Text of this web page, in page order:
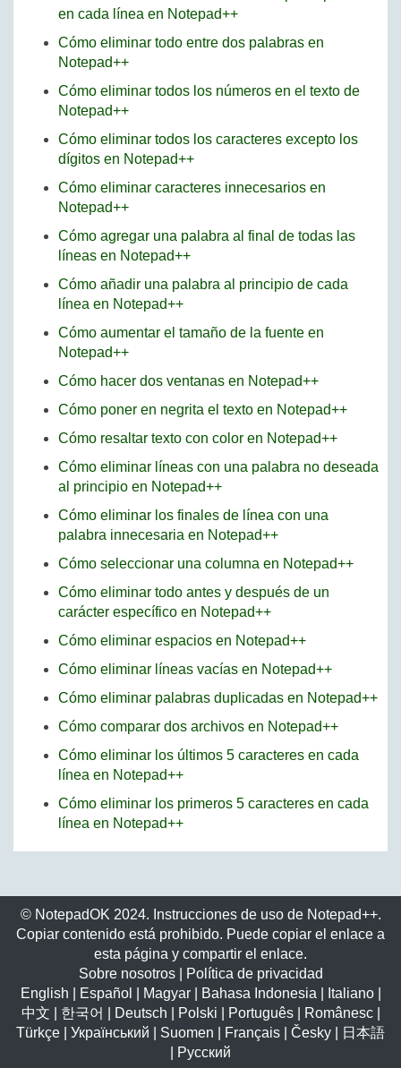
en cada línea en Notepad++
Cómo eliminar todo entre dos palabras en
Notepad++
Cómo eliminar todos los números en el texto de
Notepad++
Cómo eliminar todos los caracteres excepto los
dígitos en Notepad++
Cómo eliminar caracteres innecesarios en
Notepad++
Cómo agregar una palabra al final de todas las
líneas en Notepad++
Cómo añadir una palabra al principio de cada
línea en Notepad++
Cómo aumentar el tamaño de la fuente en
Notepad++
Cómo hacer dos ventanas en Notepad++
Cómo poner en negrita el texto en Notepad++
Cómo resaltar texto con color en Notepad++
Cómo eliminar líneas con una palabra no deseada
al principio en Notepad++
Cómo eliminar los finales de línea con una
palabra innecesaria en Notepad++
Cómo seleccionar una columna en Notepad++
Cómo eliminar todo antes y después de un
carácter específico en Notepad++
Cómo eliminar espacios en Notepad++
Cómo eliminar líneas vacías en Notepad++
Cómo eliminar palabras duplicadas en Notepad++
Cómo comparar dos archivos en Notepad++
Cómo eliminar los últimos 5 caracteres en cada
línea en Notepad++
Cómo eliminar los primeros 5 caracteres en cada
línea en Notepad++
© NotepadOK 2024. Instrucciones de uso de Notepad++.
Copiar contenido está prohibido. Puede copiar el enlace a
esta página y compartir el enlace.
Sobre nosotros|
Política de privacidad
English
Español Magyar| Bahasa Indonesia Italiano|
中文
한국어 Deutsch Polski Português| Românesc|
Türkçe
Український Suomen Français Česky
日本語
Русский